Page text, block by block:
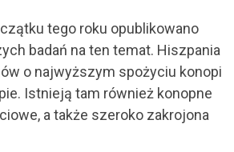
tego roku opublikowano
badań na ten temat. Hiszpania
o najwyższym spożyciu konopi
Istnieją tam również konopne
a także szeroko zakrojona